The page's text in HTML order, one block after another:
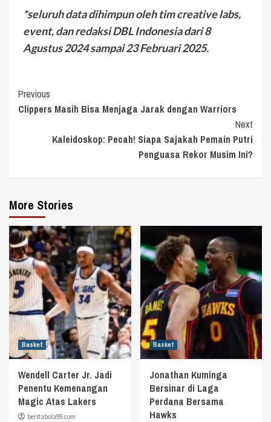
*seluruh data dihimpun oleh tim creative labs,
event, dan redaksi DBL Indonesia dari 8
Agustus 2024 sampai 23 Februari 2025.
Continue
Reading
Previous
Clippers Masih Bisa Menjaga Jarak dengan Warriors
Next
Kaleidoskop: Pecah! Siapa Sajakah Pemain Putri
Penguasa Rekor Musim Ini?
More Stories
Basket
Wendell Carter Jr. Jadi
Penentu Kemenangan
Magic Atas Lakers
beritabola99.com
Basket
Jonathan Kuminga
Bersinar di Laga
Perdana Bersama
Hawks